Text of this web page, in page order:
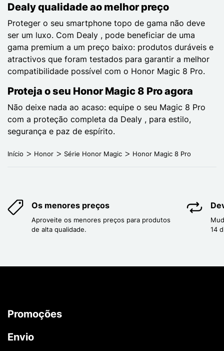
Dealy qualidade ao melhor preço
Proteger o seu smartphone topo de gama não deve
ser um luxo. Com Dealy , pode beneficiar de uma
gama premium a um preço baixo: produtos duráveis e
atractivos que foram testados para garantir a melhor
compatibilidade possível com o Honor Magic 8 Pro.
Proteja o seu Honor Magic 8 Pro agora
Não deixe nada ao acaso: equipe o seu Magic 8 Pro
com a proteção completa da Dealy , para estilo,
segurança e paz de espírito.
Início Honor Série Honor Magic Honor Magic 8 Pro
Os menores preços
Aproveite os menores preços para produtos
de alta qualidade.
14
Promoções
Envio